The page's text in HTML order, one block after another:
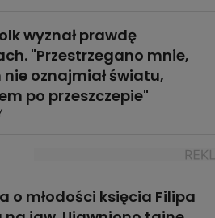
wyznał prawdę
"Przestrzegano mnie,
nie oznajmiał światu,
po przeszczepie"
o młodości księcia Filipa